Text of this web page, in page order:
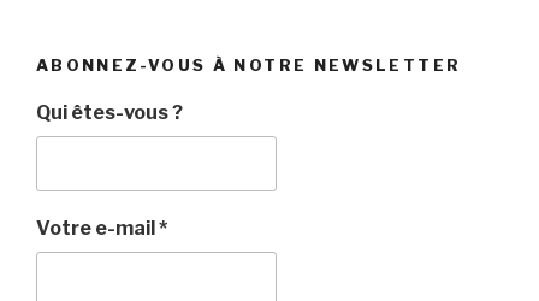
e
b
o
o
k
er
k g
ABONNEZ-VOUS À NOTRE NEWSLETTER
Qui êtes-vous ?
Votre e-mail *